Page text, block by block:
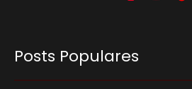
Posts Populares